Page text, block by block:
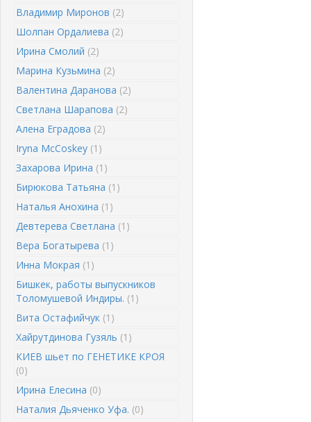
Владимир Миронов (2)
Шолпан Ордалиева (2)
Ирина Смолий (2)
Марина Кузьмина (2)
Валентина Даранова (2)
Светлана Шарапова (2)
Алена Еградова (2)
Iryna McCoskey (1)
Захарова Ирина (1)
Бирюкова Татьяна (1)
Наталья Анохина (1)
Девтерева Светлана (1)
Вера Богатырева (1)
Инна Мокрая (1)
Бишкек, работы выпускников
Толомушевой Индиры. (1)
Вита Остафийчук (1)
Хайрутдинова Гузяль (1)
КИЕВ шьет по ГЕНЕТИКЕ КРОЯ
(0)
Ирина Елесина (0)
Наталия Дьяченко Уфа. (0)